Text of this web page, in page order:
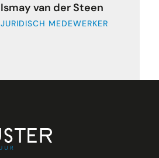
Ismay van der Steen
JURIDISCH MEDEWERKER